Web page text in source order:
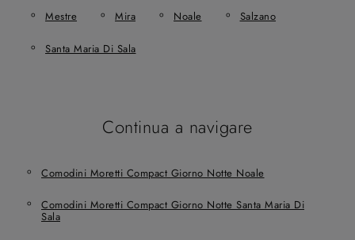
Mestre Mira Noale Salzano
Santa Maria Di Sala
Continua a navigare
Comodini Moretti Compact Giorno Notte Noale
Comodini Moretti Compact Giorno Notte Santa Maria Di
Sala